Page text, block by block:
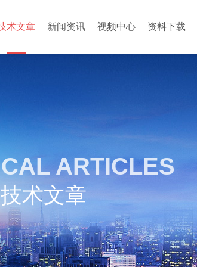
术文章 新闻资讯 视频中心 资料下载
ARTICLES
技术文章